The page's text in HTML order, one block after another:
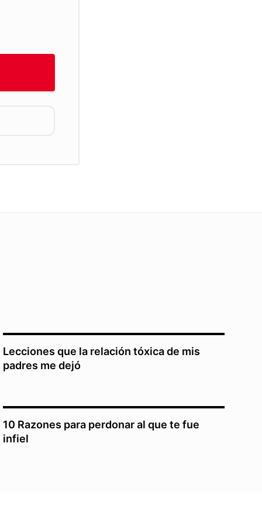
Lecciones que la relación tóxica de mis
padres me dejó
10 Razones para perdonar al que te fue
infiel